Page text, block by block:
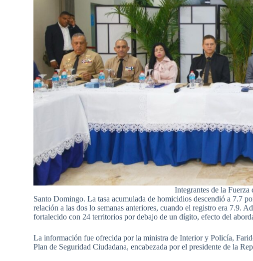
Integrantes de la Fuerza
Santo Domingo. La tasa acumulada de homicidios descendió a 7.7
relación a las dos lo semanas anteriores, cuando el registro era 7.9.
fortalecido con 24 territorios por debajo de un dígito, efecto del
La información fue ofrecida por la ministra de Interior y Policía,
Plan de Seguridad Ciudadana, encabezada por el presidente de la